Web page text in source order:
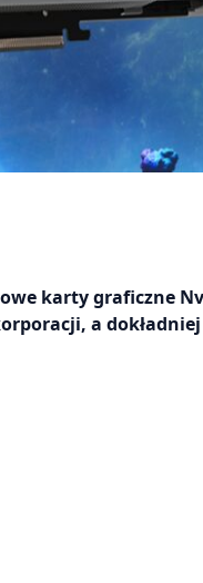
karty graficzne
a dokładniej